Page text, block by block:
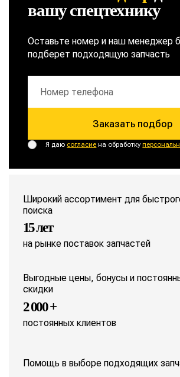
вашу спецтехнику
Оставьте номер и наш менеджер
подберет подходящую запчасть
Заказать подбор
Я даю согласие на обработку
Широкий ассортимент для
поиска
15 лет
на рынке поставок запчастей
Выгодные цены, бонусы и
скидки
2 000 +
постоянных клиентов
Помощь в выборе подходящих